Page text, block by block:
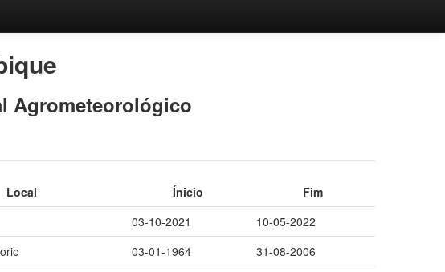
Agrometeorológico
Local Ínicio
Fim
03-10-2021
10-05-2022
03-01-1964
31-08-2006